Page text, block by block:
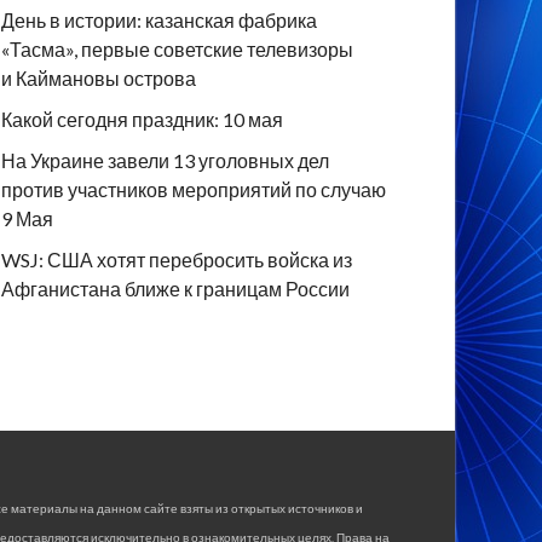
День в истории: казанская фабрика
«Тасма», первые советские телевизоры
и Каймановы острова
Какой сегодня праздник: 10 мая
На Украине завели 13 уголовных дел
против участников мероприятий по случаю
9 Мая
WSJ: США хотят перебросить войска из
Афганистана ближе к границам России
материалы на данном сайте взяты из открытых источников и
исключительно в ознакомительных целях. Права на